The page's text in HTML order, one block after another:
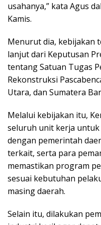
usahanya,” kata Agus
Kamis.
Menurut dia, kebijakan
lanjut dari Keputusan
tentang Satuan Tugas
Rekonstruksi
Utara, dan Sumatera
Melalui kebijakan itu,
seluruh unit kerja
dengan pemerintah
terkait, serta para
memastikan program
sesuai kebutuhan
masing daerah.
Selain itu, dilakukan